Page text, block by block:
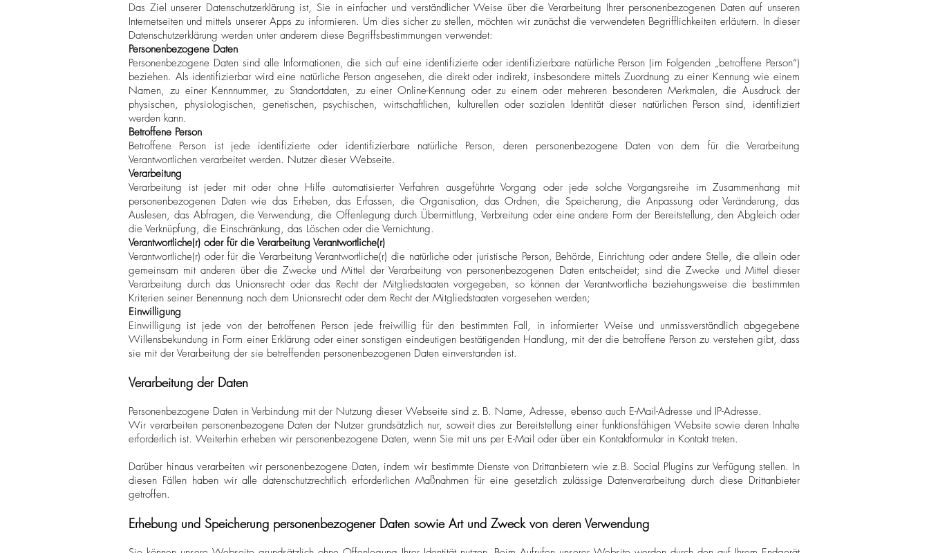
Das Ziel unserer Datenschutzerklärung ist, Sie in einfacher und verständlicher Weise über die Verarbeitung Ihrer personenbezogenen Daten auf unseren
Internetseiten und mittels unserer Apps zu informieren. Um dies sicher zu stellen, möchten wir zunächst die verwendeten Begrifflichkeiten erläutern. In dieser
Datenschutzerklärung werden unter anderem diese Begriffsbestimmungen verwendet:
Personenbezogene Daten
Personenbezogene Daten sind alle Informationen, die sich auf eine identifizierte oder identifizierbare natürliche Person (im Folgenden „betroffene Person“)
beziehen. Als identifizierbar wird eine natürliche Person angesehen, die direkt oder indirekt, insbesondere mittels Zuordnung zu einer Kennung wie einem
Namen, zu einer Kennnummer, zu Standortdaten, zu einer Online-Kennung oder zu einem oder mehreren besonderen Merkmalen, die Ausdruck der
physischen, physiologischen, genetischen, psychischen, wirtschaftlichen, kulturellen oder sozialen Identität dieser natürlichen Person sind, identifiziert
werden kann.
Betroffene Person
Betroffene Person ist jede identifizierte oder identifizierbare natürliche Person, deren personenbezogene Daten von dem für die Verarbeitung
Verantwortlichen verarbeitet werden. Nutzer dieser Webseite.
Verarbeitung
Verarbeitung ist jeder mit oder ohne Hilfe automatisierter Verfahren ausgeführte Vorgang oder jede solche Vorgangsreihe im Zusammenhang mit
personenbezogenen Daten wie das Erheben, das Erfassen, die Organisation, das Ordnen, die Speicherung, die Anpassung oder Veränderung, das
Auslesen, das Abfragen, die Verwendung, die Offenlegung durch Übermittlung, Verbreitung oder eine andere Form der Bereitstellung, den Abgleich oder
die Verknüpfung, die Einschränkung, das Löschen oder die Vernichtung.
Verantwortliche(r) oder für die Verarbeitung Verantwortliche(r)
Verantwortliche(r) oder für die Verarbeitung Verantwortliche(r) die natürliche oder juristische Person, Behörde, Einrichtung oder andere Stelle, die allein oder
gemeinsam mit anderen über die Zwecke und Mittel der Verarbeitung von personenbezogenen Daten entscheidet; sind die Zwecke und Mittel dieser
Verarbeitung durch das Unionsrecht oder das Recht der Mitgliedstaaten vorgegeben, so können der Verantwortliche beziehungsweise die bestimmten
Kriterien seiner Benennung nach dem Unionsrecht oder dem Recht der Mitgliedstaaten vorgesehen werden;
Einwilligung
Einwilligung ist jede von der betroffenen Person jede freiwillig für den bestimmten Fall, in informierter Weise und unmissverständlich abgegebene
Willensbekundung in Form einer Erklärung oder einer sonstigen eindeutigen bestätigenden Handlung, mit der die betroffene Person zu verstehen gibt, dass
sie mit der Verarbeitung der sie betreffenden personenbezogenen Daten einverstanden ist.
Verarbeitung der Daten
Personenbezogene Daten in Verbindung mit der Nutzung dieser Webseite sind z. B. Name, Adresse, ebenso auch E-Mail-Adresse und IP-Adresse.
Wir verarbeiten personenbezogene Daten der Nutzer grundsätzlich nur, soweit dies zur Bereitstellung einer funktionsfähigen Website sowie deren Inhalte
erforderlich ist. Weiterhin erheben wir personenbezogene Daten, wenn Sie mit uns per E-Mail oder über ein Kontaktformular in Kontakt treten.
Darüber hinaus verarbeiten wir personenbezogene Daten, indem wir bestimmte Dienste von Drittanbietern wie z.B. Social Plugins zur Verfügung stellen. In
diesen Fällen haben wir alle datenschutzrechtlich erforderlichen Maßnahmen für eine gesetzlich zulässige Datenverarbeitung durch diese Drittanbieter
getroffen.
Erhebung und Speicherung personenbezogener Daten sowie Art und Zweck von deren Verwendung